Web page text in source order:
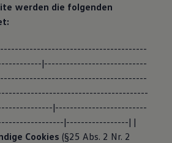
werden die folgenden
|----------------------------
|-------------------------
|-----------------| |
Cookies (§25 Abs. 2 Nr. 2